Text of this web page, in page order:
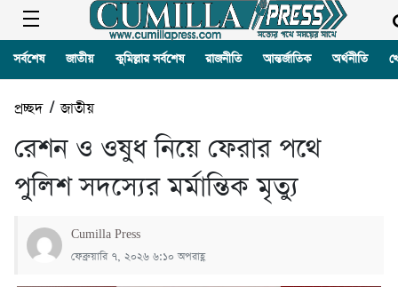
সর্বশেষ জাতীয় কুমিল্লার সর্বশেষ রাজনীতি আন্তর্জাতিক অর্থনীতি
প্রচ্ছদ/জাতীয়
রেশন ও ওষুধ নিয়ে ফেরার পথে
পুলিশ সদস্যের মর্মান্তিক মৃত্যু
Cumilla Press
ফেব্রুয়ারি ৭, ২০২৬ ৬:১০ অপরাহ্ণ